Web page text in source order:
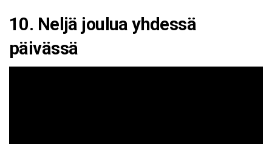
10. Neljä joulua yhdessä
päivässä